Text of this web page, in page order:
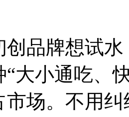
创品牌想试
“大小通吃、
市场。不用